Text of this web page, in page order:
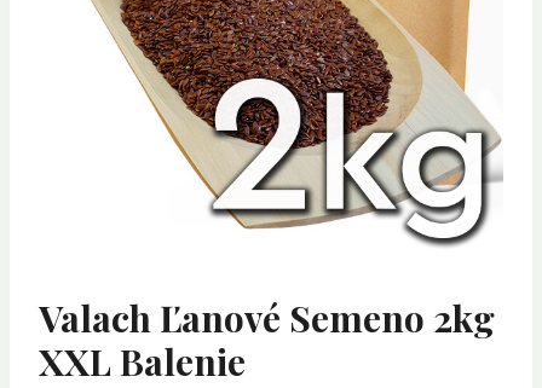
Valach Ľanové Semeno 2kg
XXL Balenie